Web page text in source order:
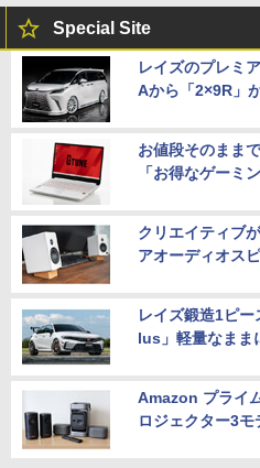
Special Site
レイズのプレミ
Aから「2×9R」
お値段そのまま
「お得なゲーミ
クリエイティブ
アオーディオス
レイズ鍛造1ピ
lus」軽量なまま
Amazon プライ
ロジェクター3